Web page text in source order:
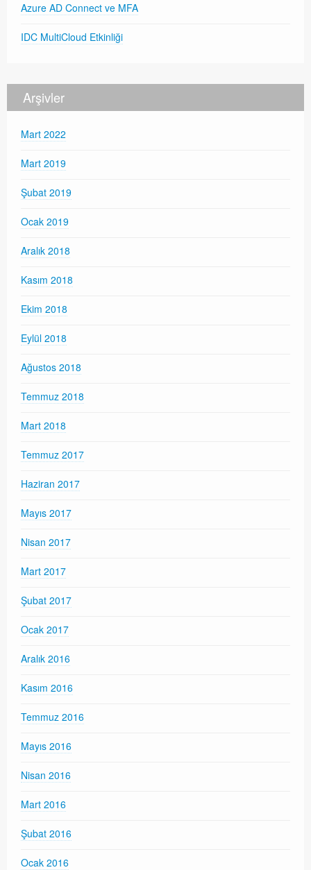
Azure AD Connect ve MFA
IDC MultiCloud Etkinliği
Arşivler
Mart 2022
Mart 2019
Şubat 2019
Ocak 2019
Aralık 2018
Kasım 2018
Ekim 2018
Eylül 2018
Ağustos 2018
Temmuz 2018
Mart 2018
Temmuz 2017
Haziran 2017
Mayıs 2017
Nisan 2017
Mart 2017
Şubat 2017
Ocak 2017
Aralık 2016
Kasım 2016
Temmuz 2016
Mayıs 2016
Nisan 2016
Mart 2016
Şubat 2016
Ocak 2016